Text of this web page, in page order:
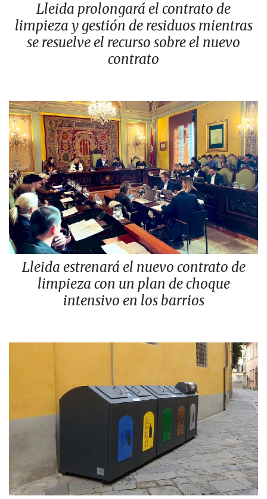
Lleida prolongará el contrato de
limpieza y gestión de residuos mientras
se resuelve el recurso sobre el nuevo
contrato
Lleida estrenará el nuevo contrato de
limpieza con un plan de choque
intensivo en los barrios